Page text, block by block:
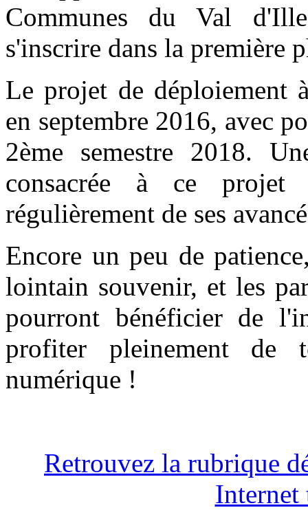
Communes du Val
s'inscrire dans la première
Le projet de déploiement
en septembre 2016, avec
2ème semestre 2018.
consacrée à ce
régulièrement de ses
Encore un peu de
lointain souvenir, et les
pourront bénéficier de
profiter pleinement de
numérique !
Retrouvez la rubrique
Internet